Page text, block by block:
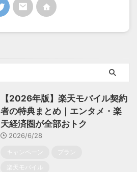
【2026年版】楽天モバイル契約
者の特典まとめ｜エンタメ・楽
天経済圏が全部おトク
2026/6/28
キャンペーン
プラン
楽天モバイル